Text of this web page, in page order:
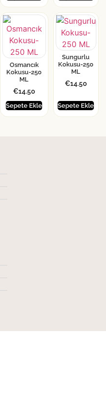
Osmancık
Kokusu-250
ML
€14.50
Sepete Ekle
Sungurlu
Kokusu-250
ML
€14.50
Sepete Ekle